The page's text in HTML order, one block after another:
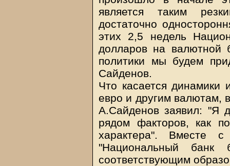
является таким
достаточно
этих 2,5 недель
долларов на валютной
политики мы будем
Сайденов.
Что касается
евро и другим валютам,
А.Сайденов заявил: "Я
рядом факторов, как
характера". Вместе
"Национальный банк
соответствующим